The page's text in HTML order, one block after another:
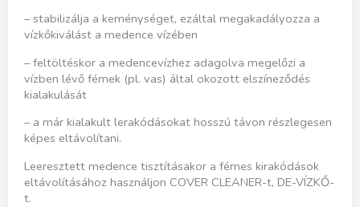
– stabilizálja a keménységet, ezáltal megakadályozza a
vízkőkiválást a medence vízében
– feltöltéskor a medencevízhez adagolva megelőzi a
vízben lévő fémek (pl. vas) által okozott elszíneződés
kialakulását
– a már kialakult lerakódásokat hosszú távon részlegesen
képes eltávolítani.
Leeresztett medence tisztításakor a fémes kirakódások
eltávolításához használjon COVER CLEANER-t, DE-VÍZKŐ-
t.